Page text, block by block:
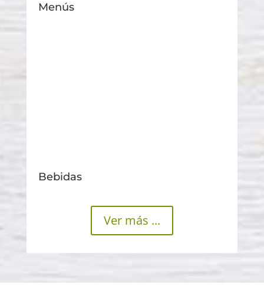
Menús
Bebidas
Ver más ...